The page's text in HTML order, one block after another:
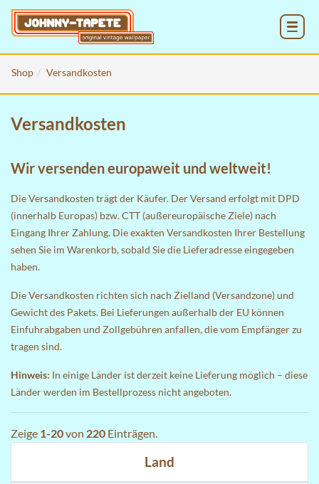
Shop Versandkosten
Versandkosten
Wir versenden europaweit und weltweit!
Die Versandkosten trägt der Käufer. Der Versand erfolgt mit DPD
(innerhalb Europas) bzw. CTT (außereuropäische Ziele) nach
Eingang Ihrer Zahlung. Die exakten Versandkosten Ihrer Bestellung
sehen Sie im Warenkorb, sobald Sie die Lieferadresse eingegeben
haben.
Die Versandkosten richten sich nach Zielland (Versandzone) und
Gewicht des Pakets. Bei Lieferungen außerhalb der EU können
Einfuhrabgaben und Zollgebühren anfallen, die vom Empfänger zu
tragen sind.
Hinweis: In einige Länder ist derzeit keine Lieferung möglich – diese
Länder werden im Bestellprozess nicht angeboten.
Zeige 1-20von 220 Einträgen.
Land